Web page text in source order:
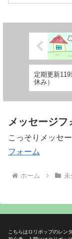
定期更新
休み）
メッセージフ
こっそりメッセ
フォーム
ホーム 未
こちらはロリポップのレン